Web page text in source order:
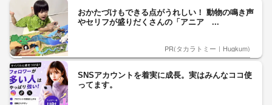
おかたづけもできる点がうれしい！ 動物の鳴き声
やセリフが盛りだくさんの「アニア ...
PR(タカラトミー｜Hugkum)
SNSアカウントを着実に成長。実はみんなココ使
ってます。